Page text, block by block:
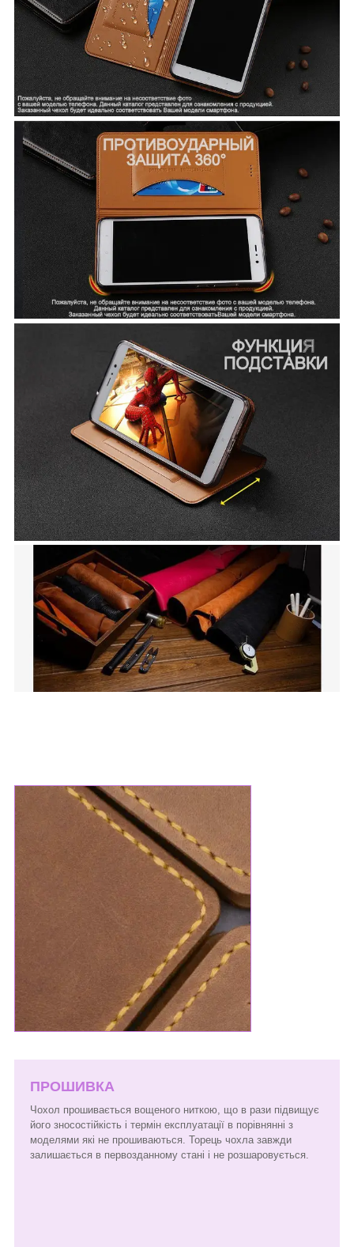
ПРОШИВКА
Чохол прошивається вощеного ниткою, що в рази підвищує
його зносостійкість і термін експлуатації в порівнянні з
моделями які не прошиваються. Торець чохла завжди
залишається в первозданному стані і не розшаровується.